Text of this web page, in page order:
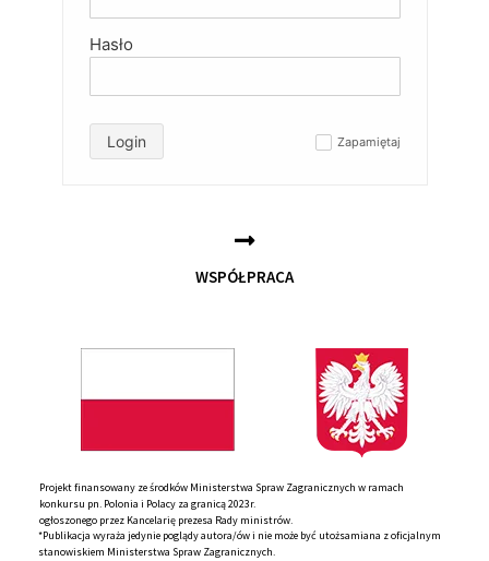
Hasło
Zapamiętaj
Login
WSPÓŁPRACA
Projekt finansowany ze środków Ministerstwa Spraw Zagranicznych w ramach
konkursu pn. Polonia i Polacy za granicą 2023r.
ogłoszonego przez Kancelarię prezesa Rady ministrów.
*Publikacja wyraża jedynie poglądy autora/ów i nie może być utożsamiana z oficjalnym
stanowiskiem Ministerstwa Spraw Zagranicznych.